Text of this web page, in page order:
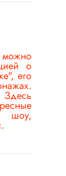
о
его
Здесь
шоу,